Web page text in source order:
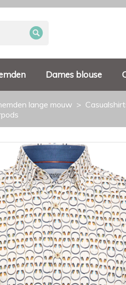
Dames blouse
lange mouw